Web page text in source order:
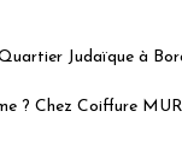
Judaïque à
? Chez Coiffure